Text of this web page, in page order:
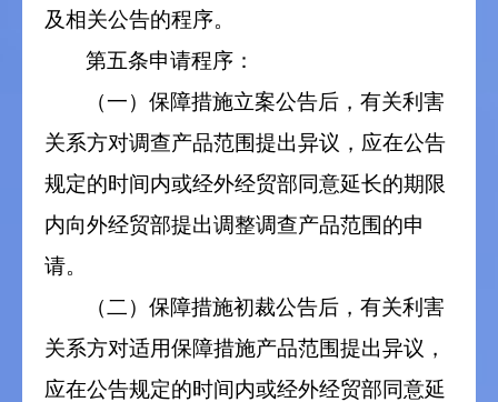
及相关公告的程序。
第五条申请程序：
（一）保障措施立案公告后，有关利害
关系方对调查产品范围提出异议，应在公告
规定的时间内或经外经贸部同意延长的期限
内向外经贸部提出调整调查产品范围的申
请。
（二）保障措施初裁公告后，有关利害
关系方对适用保障措施产品范围提出异议，
应在公告规定的时间内或经外经贸部同意延